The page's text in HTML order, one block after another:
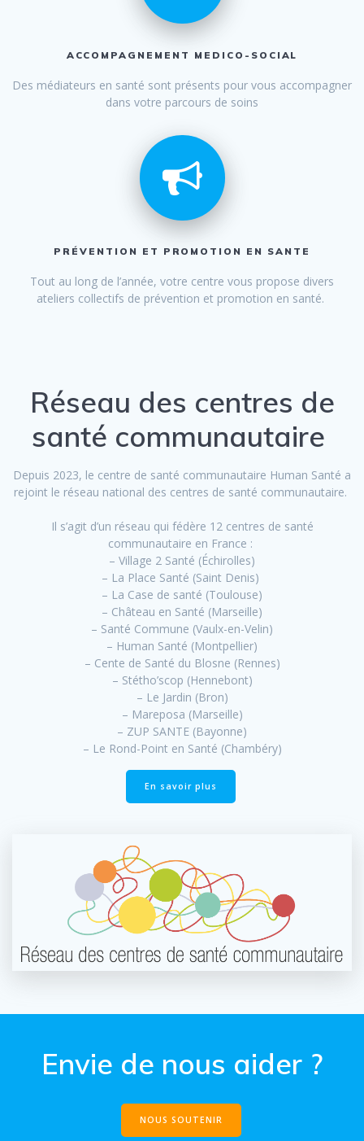
ACCOMPAGNEMENT MEDICO-SOCIAL
Des médiateurs en santé sont présents pour vous accompagner
dans votre parcours de soins
PRÉVENTION ET PROMOTION EN SANTE
Tout au long de l’année, votre centre vous propose divers
ateliers collectifs de prévention et promotion en santé.
Réseau des centres de
santé communautaire
Depuis 2023, le centre de santé communautaire Human Santé a
rejoint le réseau national des centres de santé communautaire.
Il s’agit d’un réseau qui fédère 12 centres de santé
communautaire en France :
– Village 2 Santé (Échirolles)
– La Place Santé (Saint Denis)
– La Case de santé (Toulouse)
– Château en Santé (Marseille)
– Santé Commune (Vaulx-en-Velin)
– Human Santé (Montpellier)
– Cente de Santé du Blosne (Rennes)
– Stétho’scop (Hennebont)
– Le Jardin (Bron)
– Mareposa (Marseille)
– ZUP SANTE (Bayonne)
– Le Rond-Point en Santé (Chambéry)
En savoir plus
Envie de nous aider ?
NOUS SOUTENIR